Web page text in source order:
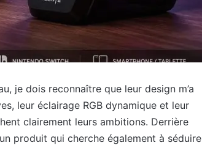
je dois reconnaître que leur design m’a
leur éclairage RGB dynamique et leur
clairement leurs ambitions. Derrière
produit qui cherche également à séduire